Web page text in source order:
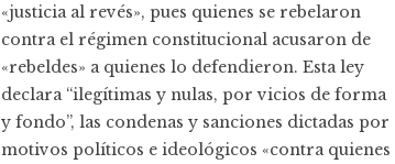
«justicia al revés», pues quienes se rebelaron
contra el régimen constitucional acusaron de
«rebeldes» a quienes lo defendieron. Esta ley
declara “ilegítimas y nulas, por vicios de forma
y fondo”, las condenas y sanciones dictadas por
motivos políticos e ideológicos «contra quienes